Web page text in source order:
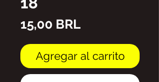
15,00 BRLPrecio
Agregar al carrito